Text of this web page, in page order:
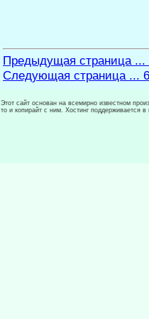
Предыдущая страница ...
Следующая страница ...
Этот сайт основан на всемирно известном
то и копирайт с ним. Хостинг поддерживается